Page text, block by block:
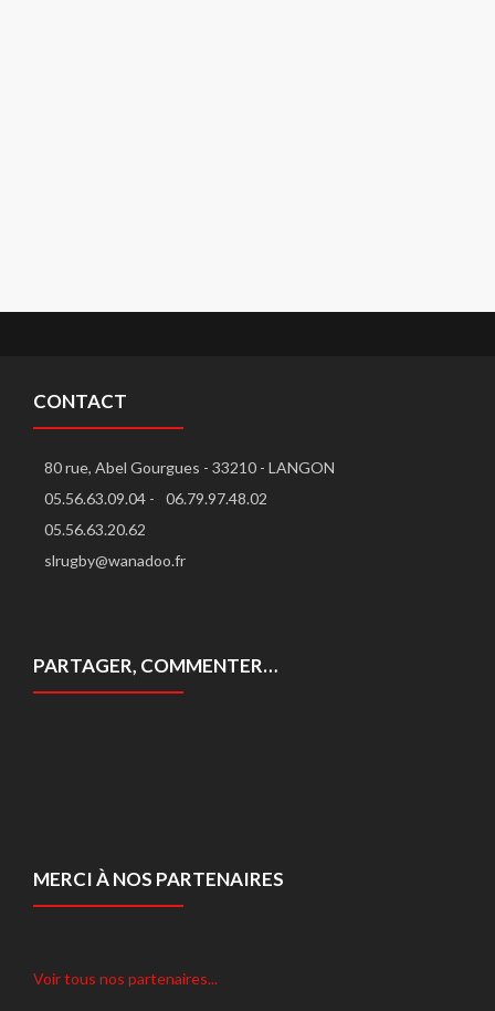
CONTACT
80 rue, Abel Gourgues - 33210 - LANGON
05.56.63.09.04 -
06.79.97.48.02
05.56.63.20.62
slrugby@wanadoo.fr
PARTAGER, COMMENTER…
MERCI À NOS PARTENAIRES
Voir tous nos partenaires...